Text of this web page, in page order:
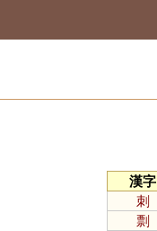
漢字
刺
剽